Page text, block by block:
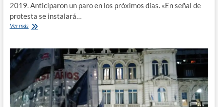
2019. Anticiparon un paro en los próximos días. «En señal de
protesta se instalará…
Ver másCarpa
universitarios
frente
Ministerio
de
Educación